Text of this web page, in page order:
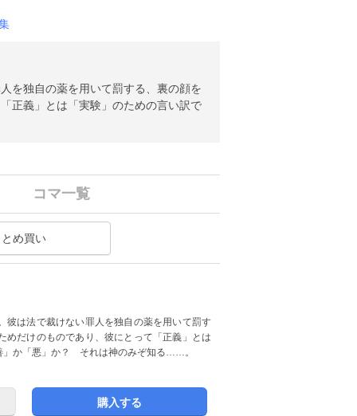
を独自の薬を用いて罰する、裏の顔を
正義」とは「実験」のための言い訳で
コマ一覧
め買い
彼は法で裁けない罪人を独自の薬を用いて罰す
めだけのものであり、彼にとって「正義」とは
」か「悪」か？ それは神のみぞ知る……。
購入する